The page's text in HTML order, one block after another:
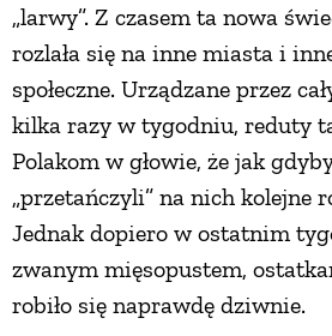
„larwy”. Z czasem ta nowa
rozlała się na inne miasta i
społeczne. Urządzane przez
kilka razy w tygodniu, reduty
Polakom w głowie, że jak
„przetańczyli” na nich kolejne
Jednak dopiero w ostatnim
zwanym mięsopustem,
robiło się naprawdę dziwnie.